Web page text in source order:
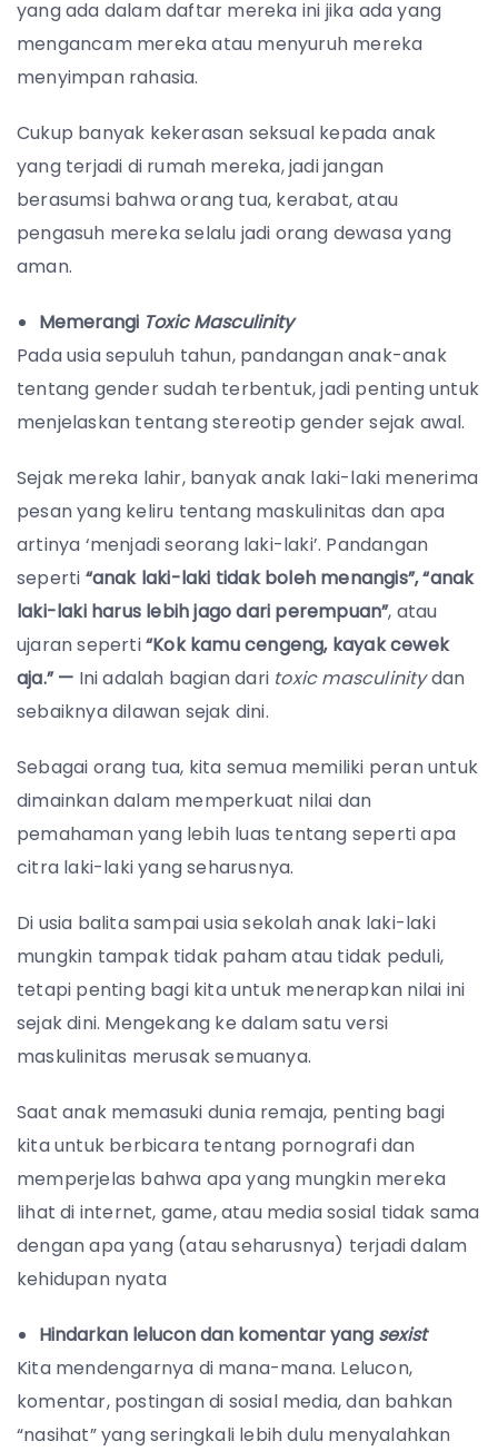
yang ada dalam daftar mereka ini jika ada yang
mengancam mereka atau menyuruh mereka
menyimpan rahasia.
Cukup banyak kekerasan seksual kepada anak
yang terjadi di rumah mereka, jadi jangan
berasumsi bahwa orang tua, kerabat, atau
pengasuh mereka selalu jadi orang dewasa yang
aman.
Memerangi Toxic Masculinity
Pada usia sepuluh tahun, pandangan anak-anak
tentang gender sudah terbentuk, jadi penting untuk
menjelaskan tentang stereotip gender sejak awal.
Sejak mereka lahir, banyak anak laki-laki menerima
pesan yang keliru tentang maskulinitas dan apa
artinya ‘menjadi seorang laki-laki’. Pandangan
seperti “anak laki-laki tidak boleh menangis”, “anak
laki-laki harus lebih jago dari perempuan”, atau
ujaran seperti“Kok kamu cengeng, kayak cewek
aja.” — Ini adalah bagian dari toxic masculinitydan
sebaiknya dilawan sejak dini.
Sebagai orang tua, kita semua memiliki peran untuk
dimainkan dalam memperkuat nilai dan
pemahaman yang lebih luas tentang seperti apa
citra laki-laki yang seharusnya.
Di usia balita sampai usia sekolah anak laki-laki
mungkin tampak tidak paham atau tidak peduli,
tetapi penting bagi kita untuk menerapkan nilai ini
sejak dini. Mengekang ke dalam satu versi
maskulinitas merusak semuanya.
Saat anak memasuki dunia remaja, penting bagi
kita untuk berbicara tentang pornografi dan
memperjelas bahwa apa yang mungkin mereka
lihat di internet, game, atau media sosial tidak sama
dengan apa yang (atau seharusnya) terjadi dalam
kehidupan nyata
Hindarkan lelucon dan komentar yang sexist
Kita mendengarnya di mana-mana. Lelucon,
komentar, postingan di sosial media, dan bahkan
“nasihat” yang seringkali lebih dulu menyalahkan